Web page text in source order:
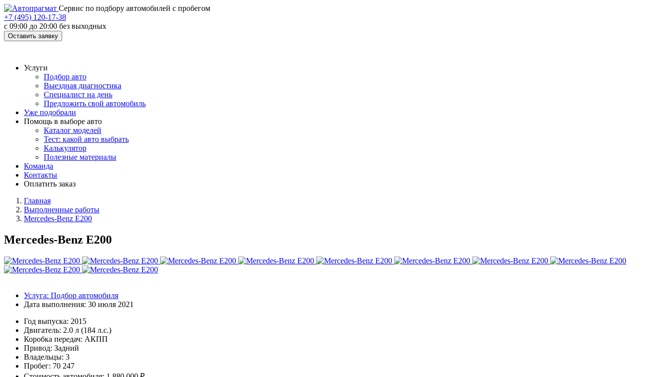
Cервис по подбору автомобилей с пробегом
+7 (495) 120-17-38
с 09:00 до 20:00 без выходных
Оставить заявку
Услуги
Подбор авто
Выездная диагностика
Специалист на день
Предложить свой автомобиль
Уже подобрали
Помощь в выборе авто
Каталог моделей
Тест: какой авто выбрать
Калькулятор
Полезные материалы
Команда
Контакты
Оплатить заказ
Главная
Выполненные работы
Mercedes-Benz E200
Mercedes-Benz E200
Услуга: Подбор автомобиля
Дата выполнения: 30 июля 2021
Год выпуска: 2015
Двигатель: 2.0 л (184 л.с.)
Коробка передач: АКПП
Привод: Задний
Владельцы: 3
Пробег: 70 247